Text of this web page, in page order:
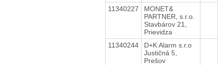
11340227
MONET&
PARTNER, s.r.o.
Stavbárov 21,
Prievidza
11340244
D+K Alarm s.r.o
Justičná 5,
Prešov